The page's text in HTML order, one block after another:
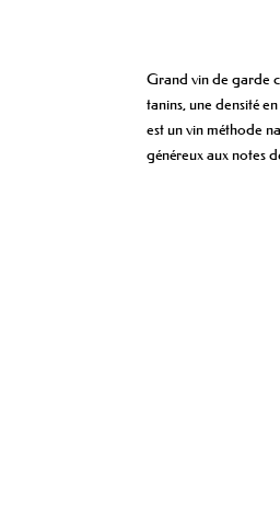
Grand vin de garde
tanins, une densité
est un vin méthode
généreux aux notes